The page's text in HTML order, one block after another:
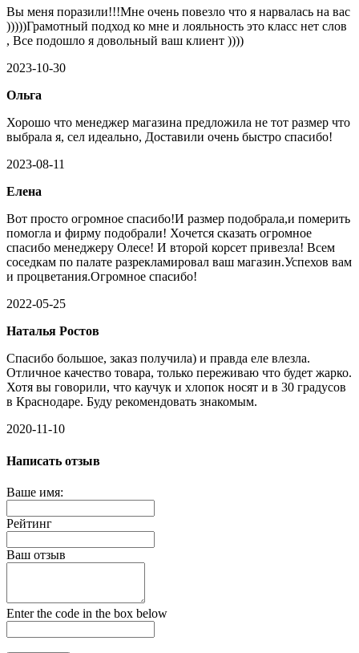
Вы меня поразили!!!Мне очень повезло что я нарвалась на вас
)))))Грамотный подход ко мне и лояльность это класс нет слов
, Все подошло я довольный ваш клиент ))))
2023-10-30
Ольга
Хорошо что менеджер магазина предложила не тот размер что
выбрала я, сел идеально, Доставили очень быстро спасибо!
2023-08-11
Елена
Вот просто огромное спасибо!И размер подобрала,и померить
помогла и фирму подобрали! Хочется сказать огромное
спасибо менеджеру Олесе! И второй корсет привезла! Всем
соседкам по палате разрекламировал ваш магазин.Успехов вам
и процветания.Огромное спасибо!
2022-05-25
Наталья Ростов
Спасибо большое, заказ получила) и правда еле влезла.
Отличное качество товара, только переживаю что будет жарко.
Хотя вы говорили, что каучук и хлопок носят и в 30 градусов
в Краснодаре. Буду рекомендовать знакомым.
2020-11-10
Написать отзыв
Ваше имя:
Рейтинг
Ваш отзыв
Enter the code in the box below